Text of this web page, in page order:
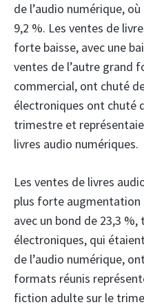
de l’audio numérique,
9,2 %. Les ventes de
forte baisse, avec une
ventes de l’autre grand
commercial, ont chuté
électroniques ont chuté
trimestre et
livres audio numériques.
Les ventes de livres
plus forte
avec un bond de 23,3
électroniques, qui
de l’audio numérique,
formats réunis
fiction adulte sur le